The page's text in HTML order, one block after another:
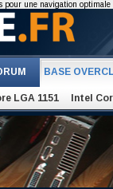
BASE
LGA 1151 Intel
pour une navigation